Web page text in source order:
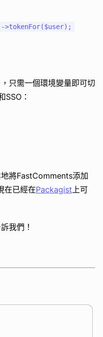
只需一個環境變量即可切
SSO：
將FastComments添加
在已經在Packagist上可
我們！